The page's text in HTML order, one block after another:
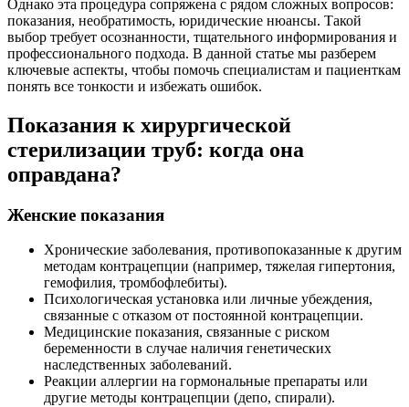
Однако эта процедура сопряжена с рядом сложных вопросов:
показания, необратимость, юридические нюансы. Такой
выбор требует осознанности, тщательного информирования и
профессионального подхода. В данной статье мы разберем
ключевые аспекты, чтобы помочь специалистам и пациенткам
понять все тонкости и избежать ошибок.
Показания к хирургической
стерилизации труб: когда она
оправдана?
Женские показания
Хронические заболевания, противопоказанные к другим
методам контрацепции (например, тяжелая гипертония,
гемофилия, тромбофлебиты).
Психологическая установка или личные убеждения,
связанные с отказом от постоянной контрацепции.
Медицинские показания, связанные с риском
беременности в случае наличия генетических
наследственных заболеваний.
Реакции аллергии на гормональные препараты или
другие методы контрацепции (депо, спирали).